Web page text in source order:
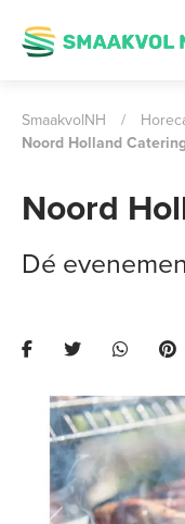
SmaakvolNH /
Noord Holland
Noord
Dé